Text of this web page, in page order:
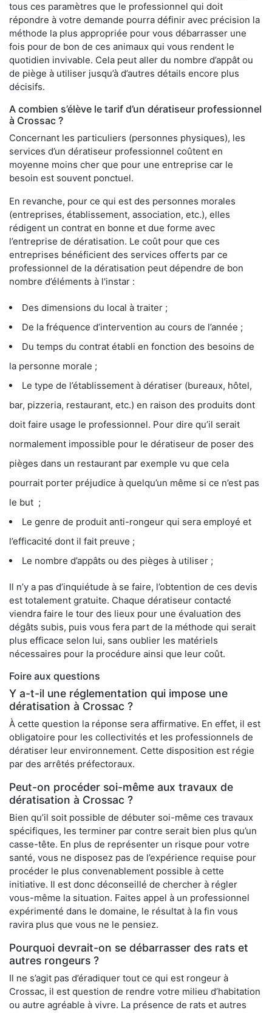
tous ces paramètres que le professionnel qui doit
répondre à votre demande pourra définir avec précision la
méthode la plus appropriée pour vous débarrasser une
fois pour de bon de ces animaux qui vous rendent le
quotidien invivable. Cela peut aller du nombre d’appât ou
de piège à utiliser jusqu’à d’autres détails encore plus
décisifs.
A combien s’élève le tarif d’un dératiseur professionnel
à Crossac ?
Concernant les particuliers (personnes physiques), les
services d’un dératiseur professionnel coûtent en
moyenne moins cher que pour une entreprise car le
besoin est souvent ponctuel.
En revanche, pour ce qui est des personnes morales
(entreprises, établissement, association, etc.), elles
rédigent un contrat en bonne et due forme avec
l’entreprise de dératisation. Le coût pour que ces
entreprises bénéficient des services offerts par ce
professionnel de la dératisation peut dépendre de bon
nombre d’éléments à l'instar :
Des dimensions du local à traiter ;
De la fréquence d’intervention au cours de l’année ;
Du temps du contrat établi en fonction des besoins de
la personne morale ;
Le type de l’établissement à dératiser (bureaux, hôtel,
bar, pizzeria, restaurant, etc.) en raison des produits dont
doit faire usage le professionnel. Pour dire qu’il serait
normalement impossible pour le dératiseur de poser des
pièges dans un restaurant par exemple vu que cela
pourrait porter préjudice à quelqu’un même si ce n’est pas
le but ;
Le genre de produit anti-rongeur qui sera employé et
l’efficacité dont il fait preuve ;
Le nombre d’appâts ou des pièges à utiliser ;
Il n’y a pas d’inquiétude à se faire, l’obtention de ces devis
est totalement gratuite. Chaque dératiseur contacté
viendra faire le tour des lieux pour une évaluation des
dégâts subis, puis vous fera part de la méthode qui serait
plus efficace selon lui, sans oublier les matériels
nécessaires pour la procédure ainsi que leur coût.
Foire aux questions
Y a-t-il une réglementation qui impose une
dératisation à Crossac ?
À cette question la réponse sera affirmative. En effet, il est
obligatoire pour les collectivités et les professionnels de
dératiser leur environnement. Cette disposition est régie
par des arrêtés préfectoraux.
Peut-on procéder soi-même aux travaux de
dératisation à Crossac ?
Bien qu’il soit possible de débuter soi-même ces travaux
spécifiques, les terminer par contre serait bien plus qu’un
casse-tête. En plus de représenter un risque pour votre
santé, vous ne disposez pas de l’expérience requise pour
procéder le plus convenablement possible à cette
initiative. Il est donc déconseillé de chercher à régler
vous-même la situation. Faites appel à un professionnel
expérimenté dans le domaine, le résultat à la fin vous
ravira plus que vous ne le pensiez.
Pourquoi devrait-on se débarrasser des rats et
autres rongeurs ?
Il ne s’agit pas d’éradiquer tout ce qui est rongeur à
Crossac, il est question de rendre votre milieu d’habitation
ou autre agréable à vivre. La présence de rats et autres